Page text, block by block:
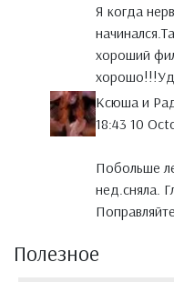
Я когда
хороший
Ксюша и
18:43 10
Побольше
нед.сняла.
Полезное